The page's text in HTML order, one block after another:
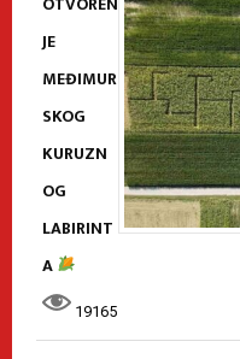
JE
MEĐIMUR
SKOG
KURUZN
OG
LABIRINT
A
19165